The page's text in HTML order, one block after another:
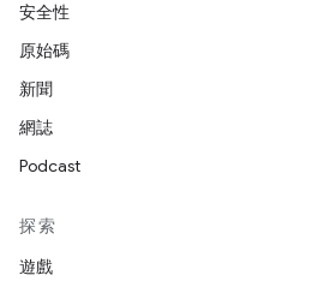
安全性
原始碼
新聞
網誌
Podcast
探索
遊戲